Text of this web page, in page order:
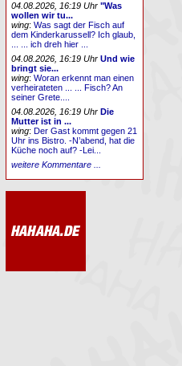
04.08.2026, 16:19 Uhr "Was
wollen wir tu...
wing:Was sagt der Fisch auf
dem Kinderkarussell? Ich glaub,
... ... ich dreh hier ...
04.08.2026, 16:19 Uhr Und wie
bringt sie...
wing:Woran erkennt man einen
verheirateten ... ... Fisch? An
seiner Grete....
04.08.2026, 16:19 Uhr Die
Mutter ist in ...
wing:Der Gast kommt gegen 21
Uhr ins Bistro. -N’abend, hat die
Küche noch auf? -Lei...
weitere Kommentare ...